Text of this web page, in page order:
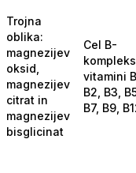
Trojna
oblika:
magnezijev
oksid,
magnezijev
citrat in
magnezijev
bisglicinat
Cel B-
vitamini
B2, B3,
B7, B9,